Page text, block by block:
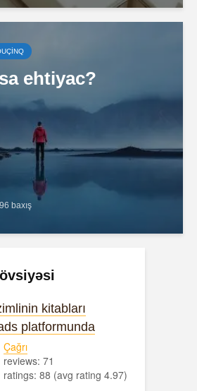
ehtiyac?
96 baxış
kitabları
platformunda
Çağrı
reviews: 71
ratings: 88 (avg rating 4.97)